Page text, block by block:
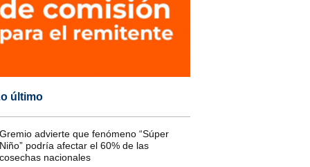
último
advierte que fenómeno “Súper
podría afectar el 60% de las
nacionales